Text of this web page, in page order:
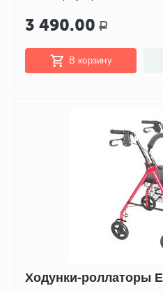
3 490.00 Р
В корзину
Ходунки-роллаторы